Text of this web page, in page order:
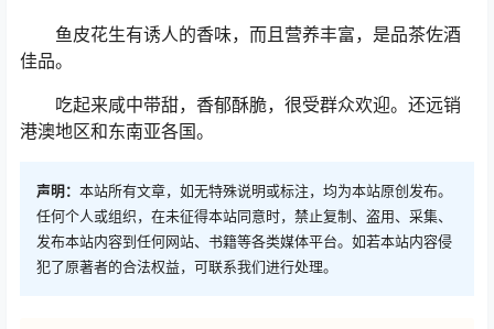
鱼皮花生有诱人的香味，而且营养丰富，是品茶佐酒
佳品。
吃起来咸中带甜，香郁酥脆，很受群众欢迎。还远销
港澳地区和东南亚各国。
声明： 本站所有文章，如无特殊说明或标注，均为本站原创发布。
任何个人或组织，在未征得本站同意时，禁止复制、盗用、采集、
发布本站内容到任何网站、书籍等各类媒体平台。如若本站内容侵
犯了原著者的合法权益，可联系我们进行处理。